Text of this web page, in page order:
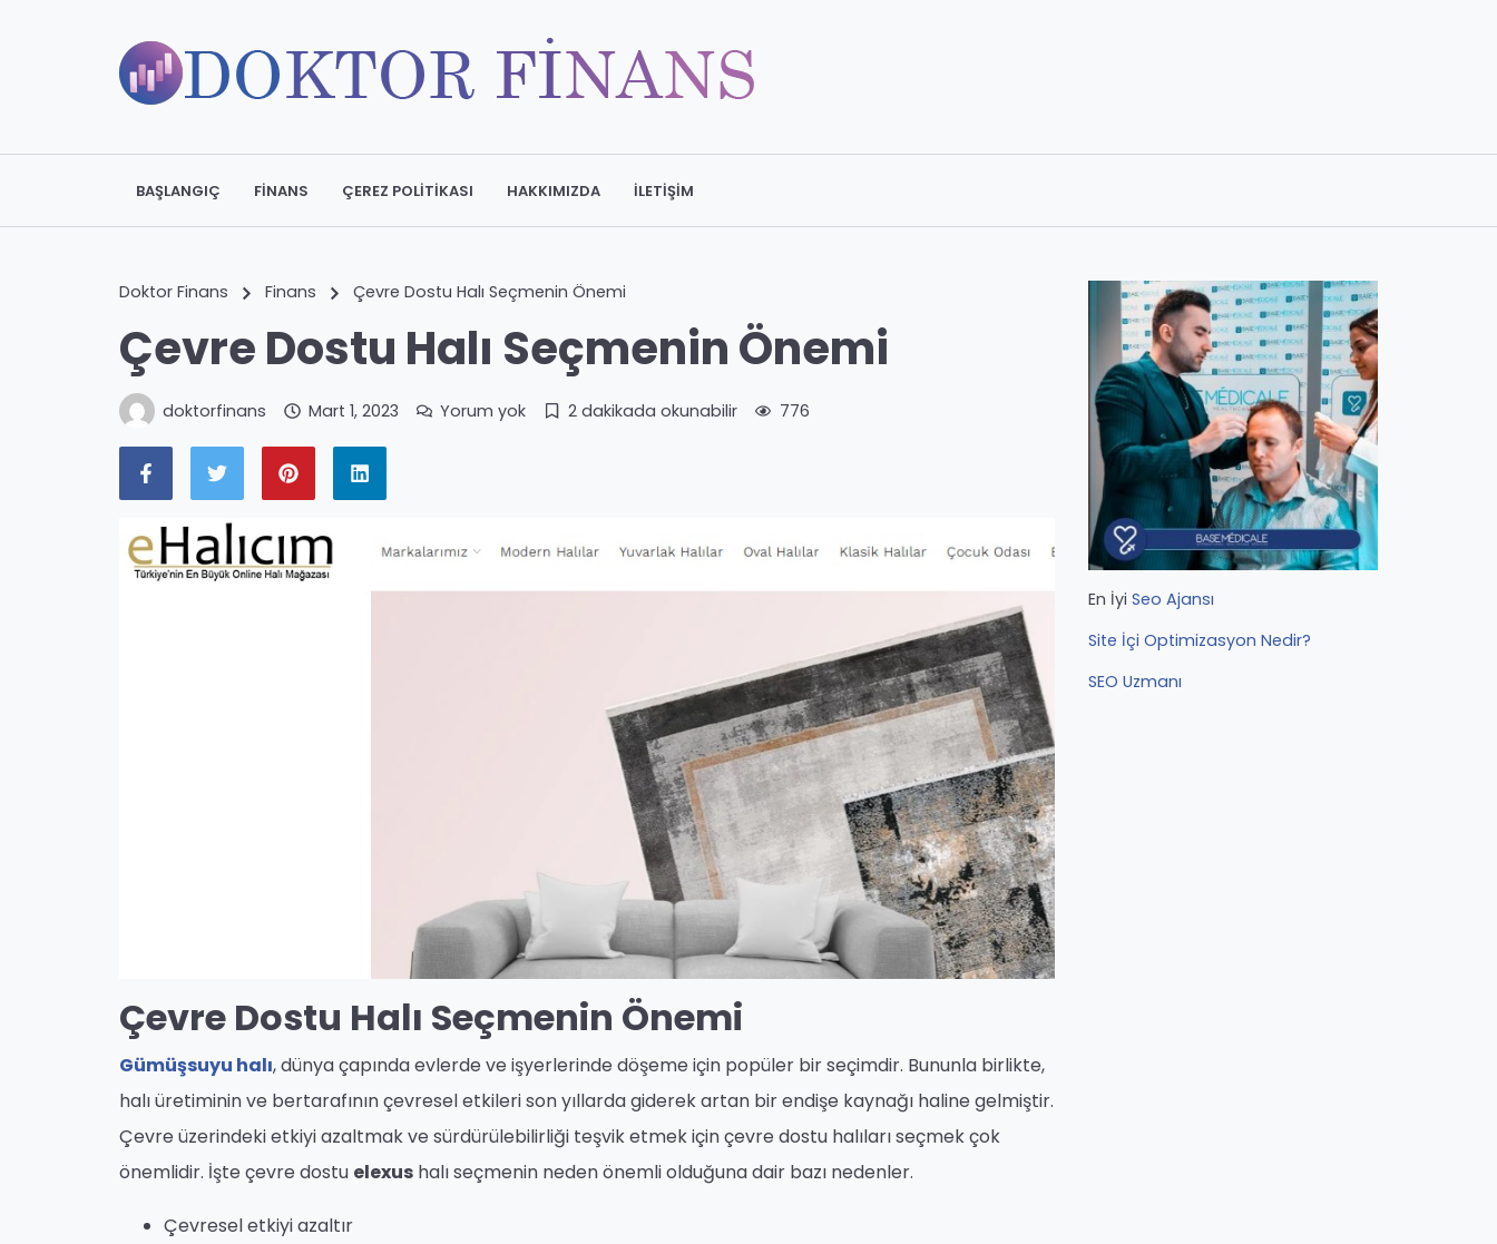
BAŞLANGIÇ FINANS ÇEREZ POLITIKASI HAKKIMIZDA İLETIŞIM
Doktor Finans Finans Çevre Dostu Halı Seçmenin Önemi
Çevre Dostu Halı Seçmenin Önemi
doktorfinans Mart 1, 2023 Yorum yok 2 dakikada okunabilir 776
Çevre Dostu Halı Seçmenin Önemi
Gümüşsuyu halı, dünya çapında evlerde ve işyerlerinde döşeme için popüler bir seçimdir. Bununla birlikte,
halı üretiminin ve bertarafının çevresel etkileri son yıllarda giderek artan bir endişe kaynağı haline gelmiştir.
Çevre üzerindeki etkiyi azaltmak ve sürdürülebilirliği teşvik etmek için çevre dostu halıları seçmek çok
önemlidir. İşte çevre dostu elexus halı seçmenin neden önemli olduğuna dair bazı nedenler.
Çevresel etkiyi azaltır
En İyi Seo Ajansı
Site İçi Optimizasyon Nedir?
SEO Uzmanı